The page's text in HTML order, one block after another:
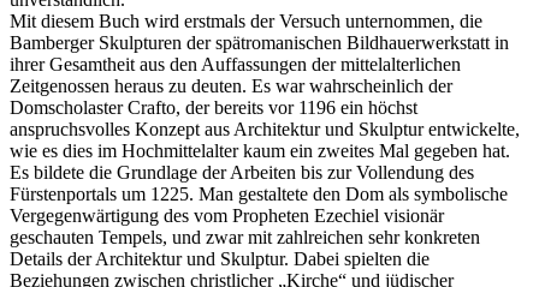
Mit diesem Buch wird erstmals der Versuch unternommen, die
Bamberger ­Skulpturen der spätromanischen Bildhauerwerkstatt in
ihrer Gesamtheit aus den Auffassungen der mittelalterlichen
Zeitgenossen heraus zu deuten. Es war wahrscheinlich der
Domscholaster Crafto, der bereits vor 1196 ein höchst
anspruchsvolles Konzept aus Architektur und Skulptur entwickelte,
wie es dies im Hochmittelalter kaum ein zweites Mal gegeben hat.
Es bildete die Grundlage der Arbeiten bis zur Vollendung des
Fürstenportals um 1225. Man gestaltete den Dom als symbolische
Vergegenwärtigung des vom Propheten Ezechiel visionär
geschauten Tempels, und zwar mit zahlreichen sehr konkreten
Details der Architektur und Skulptur. Dabei spielten die
Beziehungen zwischen christlicher „Kirche“ und jüdischer